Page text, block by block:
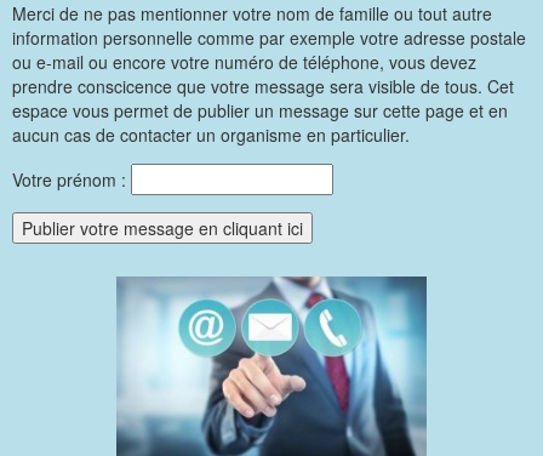
Merci de ne pas mentionner votre nom de famille ou tout autre
information personnelle comme par exemple votre adresse postale
ou e-mail ou encore votre numéro de téléphone, vous devez
prendre conscicence que votre message sera visible de tous. Cet
espace vous permet de publier un message sur cette page et en
aucun cas de contacter un organisme en particulier.
Votre prénom :